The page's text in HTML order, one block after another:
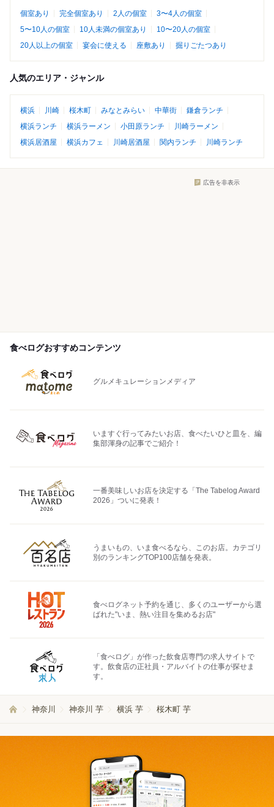
個室あり 完全個室あり 2人の個室
3〜4人の個室
5〜10人の個室
10人未満の個室あり
10〜20人の個室
20人以上の個室
宴会に使える 座敷あり 掘りごたつあり
人気のエリア・ジャンル
横浜 川崎 桜木町 みなとみらい 中華街
鎌倉ランチ
横浜ランチ
横浜ラーメン 小田原ランチ
川崎ラーメン
横浜居酒屋
横浜カフェ 川崎居酒屋 関内ランチ 川崎ランチ
広告を非表示
食べログおすすめコンテンツ
グルメキュレーションメディア
いますぐ行ってみたいお店、食べたいひと皿を、編
集部渾身の記事でご紹介！
一番美味しいお店を決定する「The Tabelog Award
2026」ついに発表！
うまいもの、いま食べるなら、このお店。カテゴリ
別のランキングTOP100店舗を発表。
食べログネット予約を通じ、多くのユーザーから選
ばれた"いま、熱い注目を集めるお店"
「食べログ」が作った飲食店専門の求人サイトで
す。飲食店の正社員・アルバイトの仕事が探せま
す。
神奈川 神奈川 芋 横浜 芋 桜木町 芋